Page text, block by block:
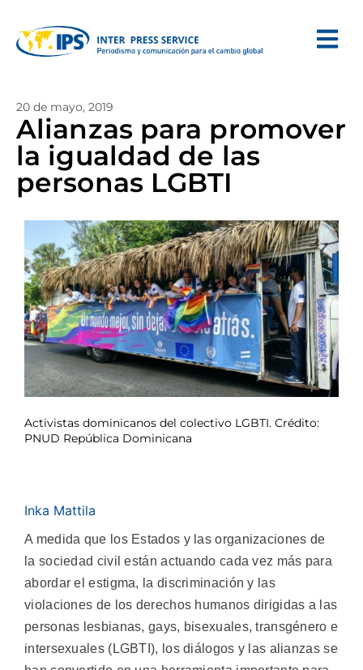
20 de mayo, 2019
Alianzas para promover
la igualdad de las
personas LGBTI
Activistas dominicanos del colectivo LGBTI. Crédito:
PNUD República Dominicana
Inka Mattila
A medida que los Estados y las organizaciones de
la sociedad civil están actuando cada vez más para
abordar el estigma, la discriminación y las
violaciones de los derechos humanos dirigidas a las
personas lesbianas, gays, bisexuales, transgénero e
intersexuales (LGBTI), los diálogos y las alianzas se